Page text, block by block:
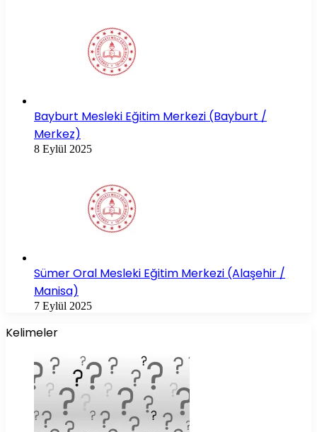
Bayburt Mesleki Eğitim Merkezi (Bayburt /
Merkez)
8 Eylül 2025
Sümer Oral Mesleki Eğitim Merkezi (Alaşehir /
Manisa)
7 Eylül 2025
Kelimeler